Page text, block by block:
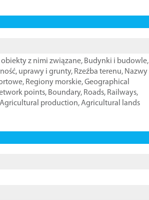
obiekty z nimi związane, Budynki i budowle,
uprawy i grunty, Rzeźba terenu, Nazwy
, Regiony morskie,Geographical
points, Boundary, Roads, Railways,
Agricultural production,Agricultural lands